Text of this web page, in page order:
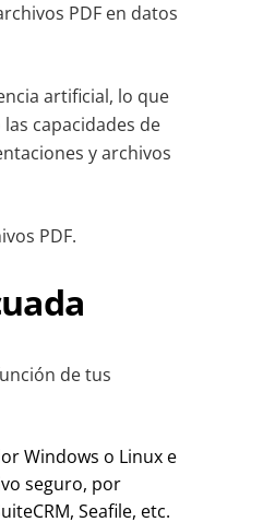
PDF en datos
artificial, lo que
capacidades de
y archivos
PDF.
de tus
Windows o Linux e
seguro, por
Seafile, etc.